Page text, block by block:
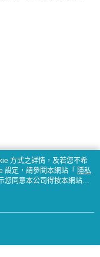
方式之詳情，及若您不希
設定，請參閱本網站「 隱私
您同意本公司得按本網站使